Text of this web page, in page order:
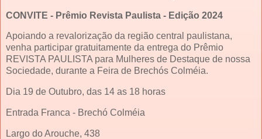
CONVITE - Prêmio Revista Paulista - Edição 2024
Apoiando a revalorização da região central paulistana,
venha participar gratuitamente da entrega do Prêmio
REVISTA PAULISTA para Mulheres de Destaque de nossa
Sociedade, durante a Feira de Brechós Colméia.
Dia 19 de Outubro, das 14 as 18 horas
Entrada Franca - Brechó Colméia
Largo do Arouche, 438